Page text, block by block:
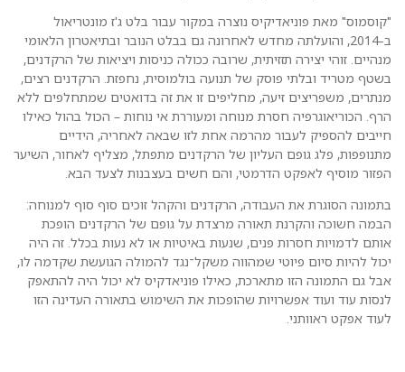
"קוסמוס" מאת פוניאדיקיס נוצרה במקור עבור בלט ג'ז מונטריאול
ב-2014, והועלתה מחדש לאחרונה גם בבלט הנובר ובתיאטרון הלאומי
מנהיים. זוהי יצירה תזזיתית, שרובה ככולה כניסות ויציאות של הרקדנים,
בשטף מטריד ובלתי פוסק של תנועה בולמוסית, נחפזת. הרקדנים רצים,
מנתרים, משפריצים זיעה, מחליפים זו את זה בדואטים שמתחלפים ללא
הרף. הכוריאוגרפיה חסרת מנוחה ומעוררת אי נוחות – הכול בהול כאילו
חייבים להספיק לעבור מהרמה אחת לזו שבאה לאחריה, הידיים
מתנופפות, פלג גופם העליון של הרקדנים מתפתל, מצליף לאחור, השיער
הפזור מוסיף לאפקט הדרמטי, והם חשים בעצבנות לצעד הבא.
בתמונה הסוגרת את העבודה, הרקדנים והקהל זוכים סוף סוף למנוחה:
הבמה חשוכה והקרנת תאורה מרצדת על גופם של הרקדנים הופכת
אותם לדמויות חסרות פנים, שנעות באיטיות או לא נעות בכלל. זה היה
יכול להיות סיום פיוטי שמהווה משקל־נגד להמולה הגועשת שקדמה לו,
אבל גם התמונה הזו מתארכת, כאילו פוניאדקיס לא יכול היה להתאפק
לנסות עוד ועוד אפשרויות שהופכות את השימוש בתאורה העדינה הזו
לעוד אפקט ראוותני.